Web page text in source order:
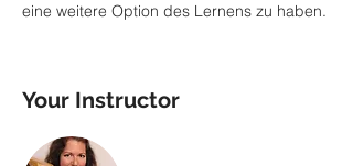
eine weitere Option des Lernens zu haben.
Your Instructor